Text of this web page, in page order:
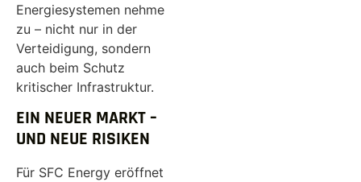
Energiesystemen nehme
zu – nicht nur in der
Verteidigung, sondern
auch beim Schutz
kritischer Infrastruktur.
EIN NEUER MARKT –
UND NEUE RISIKEN
Für SFC Energy eröffnet